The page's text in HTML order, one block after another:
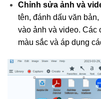
Chỉnh sửa ảnh và
tên, đánh dấu văn
vào ảnh và video. Các
màu sắc và áp dụng